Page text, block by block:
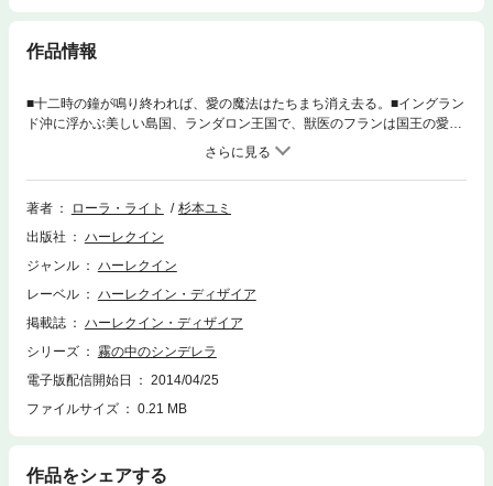
作品情報
■十二時の鐘が鳴り終われば、愛の魔法はたちまち消え去る。■イングラン
ド沖に浮かぶ美しい島国、ランダロン王国で、獣医のフランは国王の愛犬
の出産に立ち会うことになった。宮殿で、高貴さとたくましさを併せ持つ
マクシム王子と出会い、とたんに惹かれる。王子のほうもそれは同じだっ
た。だが王子にとって一般人のフランは結婚の対象ではなく、彼は束の間
の関係を提案する。いつか考えを変えてくれるのでは、と淡い期待を抱い
週間後の晩餐会の真夜中に、父王の決めた后が発表されることになってい
た。
著者 ローラ・ライト
杉本ユミ
出版社
ハーレクイン
ジャンル
ハーレクイン
レーベル
ハーレクイン・ディザイア
掲載誌
ハーレクイン・ディザイア
シリーズ
霧の中のシンデレラ
電子版配信開始日
2014/04/25
ファイルサイズ
0.21 MB
作品をシェアする